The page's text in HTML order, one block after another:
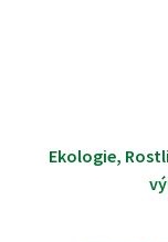
Ekologie,